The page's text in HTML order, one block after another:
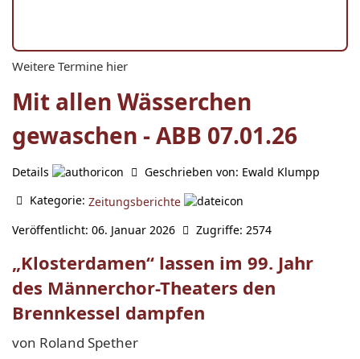
Weitere Termine hier
Mit allen Wässerchen
gewaschen - ABB 07.01.26
Details Geschrieben von: Ewald Klumpp
Kategorie: Zeitungsberichte
Veröffentlicht: 06. Januar 2026
Zugriffe: 2574
„Klosterdamen“ lassen im 99. Jahr
des Männerchor-Theaters den
Brennkessel dampfen
von Roland Spether